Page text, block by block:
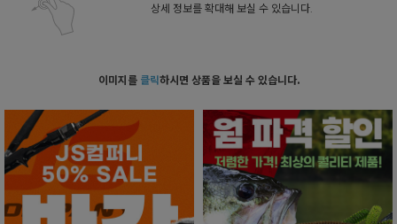
상세 정보를 확대해 보실 수 있습니다.
이미지를 클릭하시면 상품을 보실 수 있습니다.